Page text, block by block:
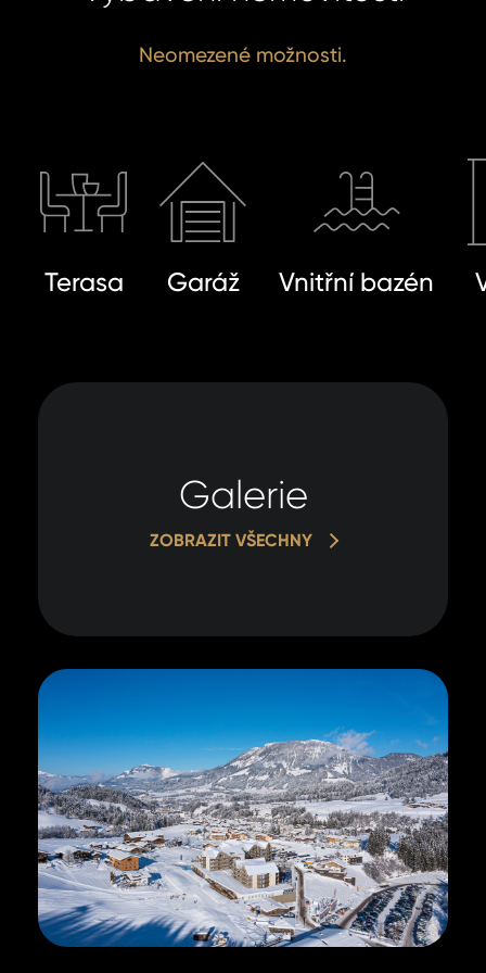
Neomezené možnosti.
Terasa Garáž Vnitřní bazén
Galerie
ZOBRAZIT VŠECHNY